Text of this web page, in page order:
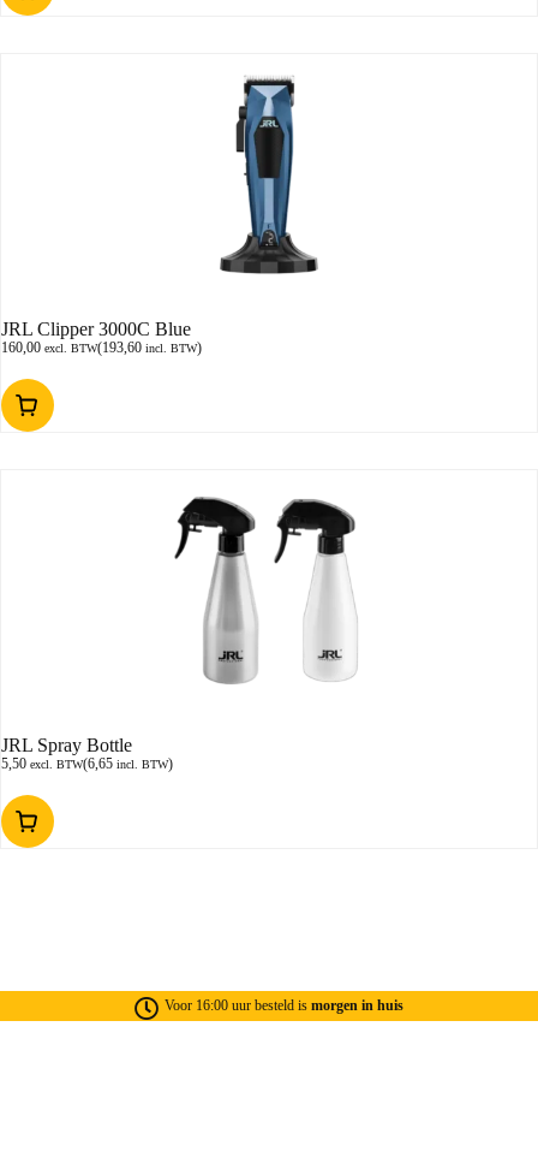
JRL Clipper 3000C Blue
160,00 excl. BTW(193,60 incl. BTW)
JRL Spray Bottle
5,50 excl. BTW(6,65 incl. BTW)
Voor 16:00 uur besteld is morgen in huis